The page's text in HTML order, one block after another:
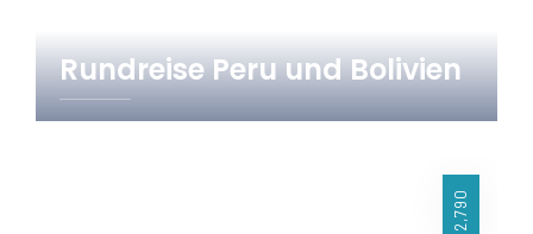
Rundreise Peru und Bolivien
2,790